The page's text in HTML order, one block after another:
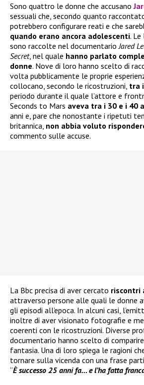
Sono quattro le donne che accusano
sessuali che, secondo quanto
potrebbero configurare reati e che
quando erano ancora adolescenti.
sono raccolte nel documentario Jared
Secret, nel quale hanno parlato
donne. Nove di loro hanno scelto di
volta pubblicamente le proprie
collocano, secondo le ricostruzioni, tra
periodo durante il quale l’attore e
Seconds to Mars aveva tra i 30 e i 40
anni e, pare che nonostante i ripetuti
britannica, non abbia voluto
commento sulle accuse.
La Bbc precisa di aver cercato riscontri
attraverso persone alle quali le donne
gli episodi all’epoca. In alcuni casi,
inoltre di aver visionato fotografie e
coerenti con le ricostruzioni. Diverse
documentario hanno scelto di
fantasia. Una di loro spiega le ragioni
tornare sulla vicenda con una frase
“È successo 25 anni fa… e l’ha fatta